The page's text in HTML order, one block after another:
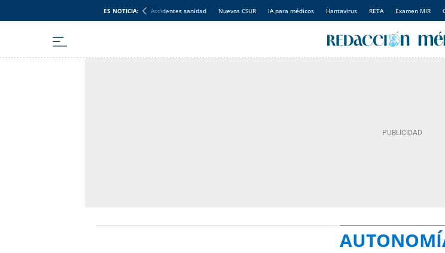
ES NOTICIA: Accidentes sanidad Nuevos CSUR IA para médicos Hantavirus RETA Examen MIR